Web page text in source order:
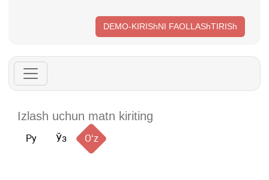
DEMO-KIRIShNI FAOLLAShTIRISh
Ру Ўз Oʻz